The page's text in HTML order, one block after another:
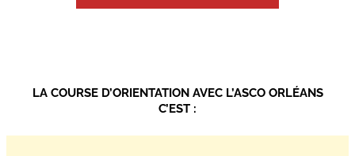
LA COURSE D’ORIENTATION AVEC L’ASCO ORLÉANS
C’EST :